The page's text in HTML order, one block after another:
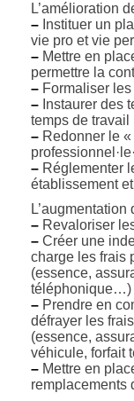
L’amélioration
– Instituer un
vie pro et vie
– Mettre en
permettre la
– Formaliser
– Instaurer des
temps de travail
– Redonner le
– Réglementer
établissement
– Revaloriser
– Créer une
charge les frais
(essence,
téléphonique…)
– Prendre en
défrayer les
(essence,
véhicule, forfait
– Mettre en
remplacements